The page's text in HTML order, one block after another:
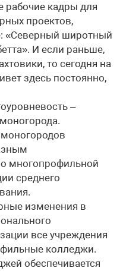
кадры для
проектов,
«Северный широтный
И если раньше,
то сегодня на
здесь постоянно,
–
многопрофильной
среднего
изменения в
все учреждения
колледжи.
обеспечивается